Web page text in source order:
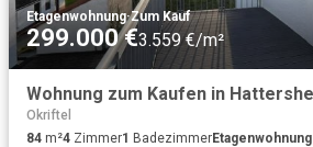
Etagenwohnung·Zum Kauf
299.000 €3.559 €/m²
Okriftel
84 m²4 Zimmer1 BadezimmerEtagenwohnung